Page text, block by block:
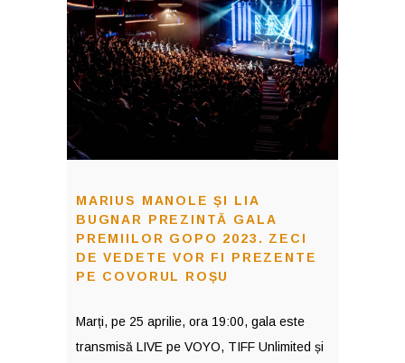
MARIUS MANOLE ȘI LIA
BUGNAR PREZINTĂ GALA
PREMIILOR GOPO 2023. ZECI
DE VEDETE VOR FI PREZENTE
PE COVORUL ROȘU
Marți, pe 25 aprilie, ora 19:00, gala este
transmisă LIVE pe VOYO, TIFF Unlimited și